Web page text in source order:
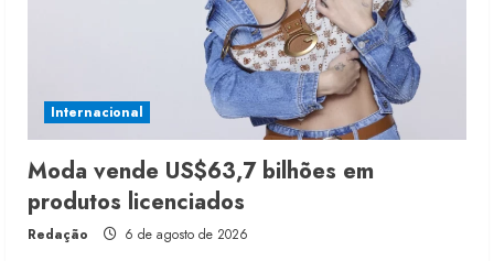
Internacional
Moda vende US$63,7 bilhões em
produtos licenciados
Redação 6 de agosto de 2026